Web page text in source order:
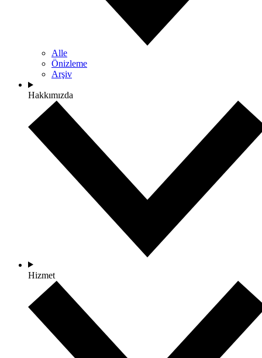
Alle
Önizleme
Arşiv
Hakkımızda
Hizmet